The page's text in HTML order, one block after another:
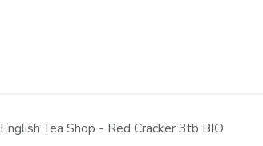
English Tea Shop - Red Cracker 3tb BIO